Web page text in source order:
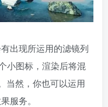
出现所运用的滤镜列
小图标，渲染后将混
当然，你也可以运用
服务。